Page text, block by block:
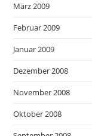
März 2009
Februar 2009
Januar 2009
Dezember 2008
November 2008
Oktober 2008